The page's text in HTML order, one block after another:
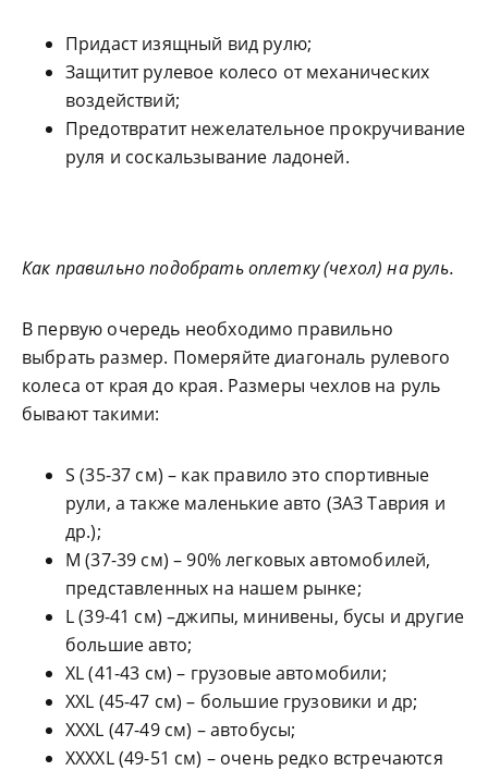
Придаст изящный вид рулю;
Защитит рулевое колесо от механических
воздействий;
Предотвратит нежелательное прокручивание
руля и соскальзывание ладоней.
Как правильно подобрать оплетку (чехол) на руль.
В первую очередь необходимо правильно
выбрать размер. Померяйте диагональ рулевого
колеса от края до края. Размеры чехлов на руль
бывают такими:
S (35-37 см) – как правило это спортивные
рули, а также маленькие авто (ЗАЗ Таврия и
др.);
М (37-39 см) – 90% легковых автомобилей,
представленных на нашем рынке;
L (39-41 см) –джипы, минивены, бусы и другие
большие авто;
XL (41-43 см) – грузовые автомобили;
XXL (45-47 см) – большие грузовики и др;
XXXL (47-49 см) – автобусы;
XXXXL (49-51 см) – очень редко встречаются